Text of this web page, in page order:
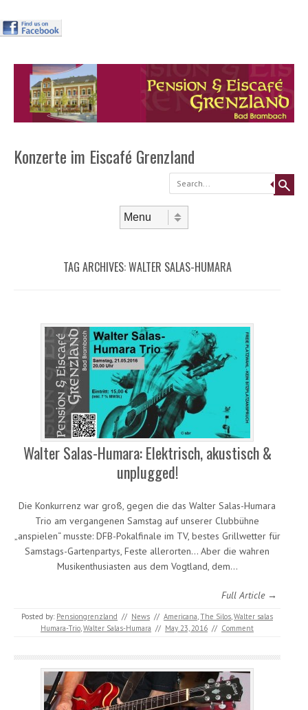
Konzerte im Eiscafé Grenzland
Search
TAG ARCHIVES:WALTER SALAS-HUMARA
Walter Salas-Humara: Elektrisch, akustisch &
unplugged!
Die Konkurrenz war groß, gegen die das Walter Salas-Humara
Trio am vergangenen Samstag auf unserer Clubbühne
„anspielen“ musste: DFB-Pokalfinale im TV, bestes Grillwetter für
Samstags-Gartenpartys, Feste allerorten… Aber die wahren
Musikenthusiasten aus dem Vogtland, dem…
Full Article →
Posted by: Pensiongrenzland // News // Americana,The Silos,Walter salas
Humara-Trio,Walter Salas-Humara // May 23, 2016 // Comment